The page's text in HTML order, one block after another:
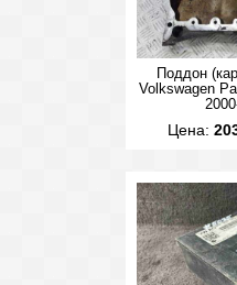
Поддон
Volkswagen
Цена: